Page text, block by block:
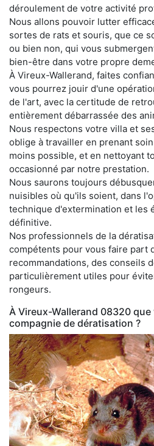
déroulement de votre activité
Nous allons pouvoir lutter
sortes de rats et souris, que ce
ou bien non, qui vous
bien-être dans votre propre
À Vireux-Wallerand, faites
vous pourrez jouir d'une
de l'art, avec la certitude de
entièrement débarrassée des
Nous respectons votre villa et
oblige à travailler en prenant
moins possible, et en nettoyant
occasionné par notre prestation.
Nous saurons toujours
nuisibles où qu'ils soient, dans
technique d'extermination et les
définitive.
Nos professionnels de la
compétents pour vous faire part
recommandations, des conseils
particulièrement utiles pour
rongeurs.
À Vireux-Wallerand 08320
compagnie de dératisation ?